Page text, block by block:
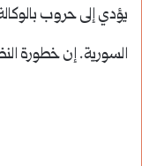
السورية. إن خطورة